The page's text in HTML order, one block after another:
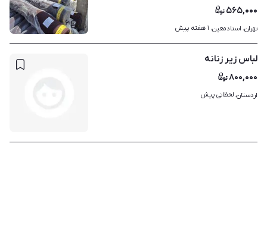
۶
۵۶۵,۰۰۰
تهران، استادمعین، ۱ هفته پیش
لباس زیر زنانه
۸۰۰,۰۰۰
اردستان، لحظاتی پیش